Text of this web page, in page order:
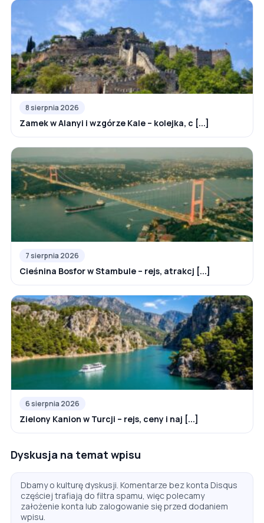
8 sierpnia 2026
Zamek w Alanyi i wzgórze Kale – kolejka, c [...]
7 sierpnia 2026
Cieśnina Bosfor w Stambule – rejs, atrakcj [...]
6 sierpnia 2026
Zielony Kanion w Turcji – rejs, ceny i naj [...]
Dyskusja na temat wpisu
Dbamy o kulturę dyskusji. Komentarze bez konta Disqus
częściej trafiają do filtra spamu, więc polecamy
założenie konta lub zalogowanie się przed dodaniem
wpisu.